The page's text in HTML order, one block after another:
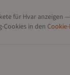
für Hvaranzeigen
Cookies in den